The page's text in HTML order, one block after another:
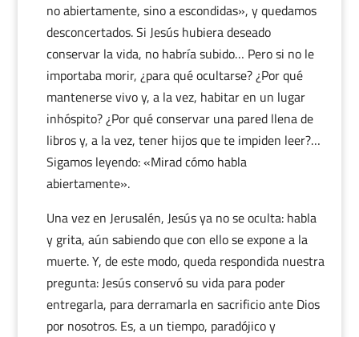
no abiertamente, sino a escondidas», y quedamos
desconcertados. Si Jesús hubiera deseado
conservar la vida, no habría subido… Pero si no le
importaba morir, ¿para qué ocultarse? ¿Por qué
mantenerse vivo y, a la vez, habitar en un lugar
inhóspito? ¿Por qué conservar una pared llena de
libros y, a la vez, tener hijos que te impiden leer?…
Sigamos leyendo: «Mirad cómo habla
abiertamente».
Una vez en Jerusalén, Jesús ya no se oculta: habla
y grita, aún sabiendo que con ello se expone a la
muerte. Y, de este modo, queda respondida nuestra
pregunta: Jesús conservó su vida para poder
entregarla, para derramarla en sacrificio ante Dios
por nosotros. Es, a un tiempo, paradójico y